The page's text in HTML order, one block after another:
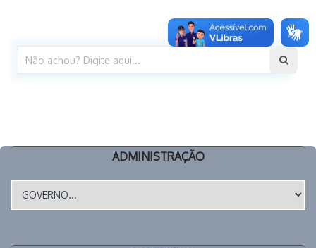
ADMINISTRAÇÃO